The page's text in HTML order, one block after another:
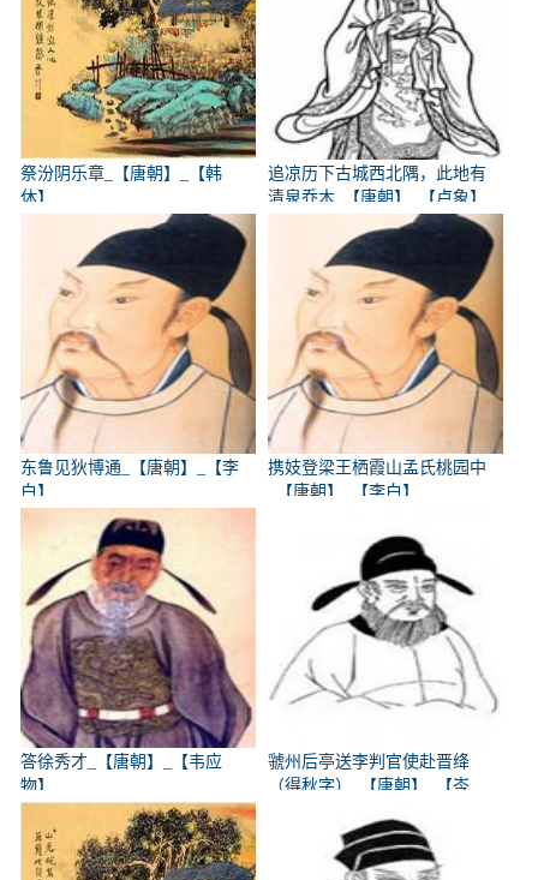
祭汾阴乐章_【唐朝】_【韩
休】
追凉历下古城西北隅，此地有
清泉乔木_【唐朝】_【卢象】
东鲁见狄博通_【唐朝】_【李
白】
携妓登梁王栖霞山孟氏桃园中
_【唐朝】_【李白】
答徐秀才_【唐朝】_【韦应
物】
虢州后亭送李判官使赴晋绛
（得秋字）_【唐朝】_【岑